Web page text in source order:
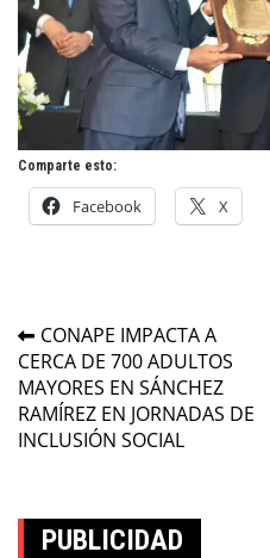
Comparte esto:
Facebook X
Navegación
de
entradas
CONAPE IMPACTA A
CERCA DE 700 ADULTOS
MAYORES EN SÁNCHEZ
RAMÍREZ EN JORNADAS DE
INCLUSIÓN SOCIAL
PUBLICIDAD